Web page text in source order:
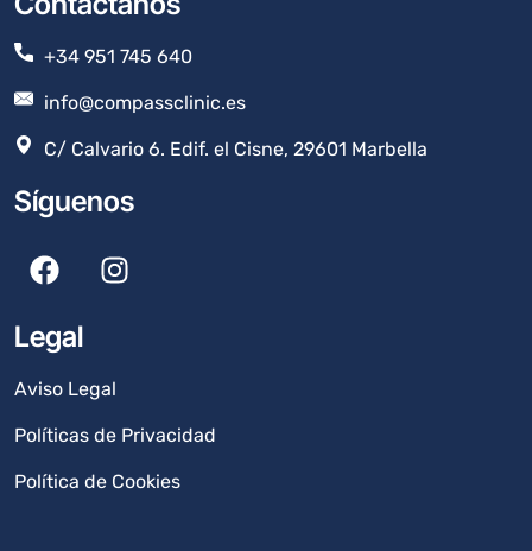
+34 951 745 640
info@compassclinic.es
C/ Calvario 6. Edif. el Cisne, 29601 Marbella
Síguenos
Legal
Aviso Legal
Políticas de Privacidad
Política de Cookies